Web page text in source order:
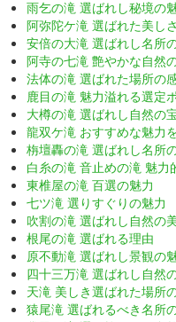
雨乞の滝 選ばれし秘境の
阿弥陀ケ滝 選ばれた美し
安倍の大滝 選ばれし名所
阿寺の七滝 艶やかな自然
法体の滝 選ばれた場所の
鹿目の滝 魅力溢れる選定
大樽の滝 選ばれし自然の
龍双ケ滝 おすすめな魅力
栴壇轟の滝 選ばれし名所
白糸の滝 音止めの滝 魅力
東椎屋の滝 百選の魅力
七ツ滝 選りすぐりの魅力
吹割の滝 選ばれし自然の
根尾の滝 選ばれる理由
原不動滝 選ばれし景観の
四十三万滝 選ばれし自然
天滝 美しき選ばれた場所
猿尾滝 選ばれるべき名所